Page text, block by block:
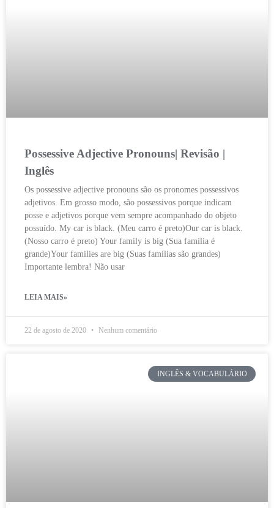
Possessive Adjective Pronouns| Revisão |
Inglês
Os possessive adjective pronouns são os pronomes possessivos
adjetivos. Em grosso modo, são possessivos porque indicam
posse e adjetivos porque vem sempre acompanhado do objeto
possuído. My car is black. (Meu carro é preto)Our car is black.
(Nosso carro é preto) Your family is big (Sua família é
grande)Your families are big (Suas famílias são grandes)
Importante lembra! Não usar
LEIA MAIS»
22 de agosto de 2020 Nenhum comentário
INGLÊS & VOCABULÁRIO